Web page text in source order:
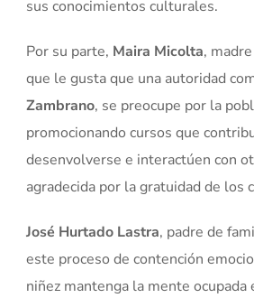
sus conocimientos culturales.
Por su parte, Maira Micolta,
que le gusta que una autoridad
Zambrano, se preocupe por la
promocionando cursos que
desenvolverse e interactúen con
agradecida por la gratuidad de los
José Hurtado Lastra, padre de
este proceso de contención
niñez mantenga la mente ocupada